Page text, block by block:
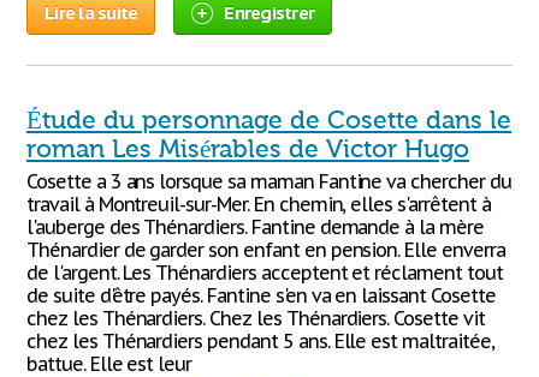
Lire la suite Enregistrer
Étude du personnage de Cosette dans le
roman Les Misérables de Victor Hugo
Cosette a 3 ans lorsque sa maman Fantine va chercher du
travail à Montreuil-sur-Mer. En chemin, elles s'arrêtent à
l'auberge des Thénardiers. Fantine demande à la mère
Thénardier de garder son enfant en pension. Elle enverra
de l'argent. Les Thénardiers acceptent et réclament tout
de suite d'être payés. Fantine s'en va en laissant Cosette
chez les Thénardiers. Chez les Thénardiers. Cosette vit
chez les Thénardiers pendant 5 ans. Elle est maltraitée,
battue. Elle est leur